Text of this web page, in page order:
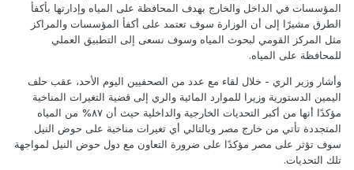
المؤسسات في الداخل والخارج بهدف المحافظة على المياه وإدارتها بأكفأ
الطرق مشيرًا إلى أن الوزارة سوف تعتمد على أكفأ المؤسسات والمراكز
مثل المركز القومي لبحوث المياه وسوف نسعى إلى التطبيق العملي
للمحافظة على المياه.
وأشار وزير الري - خلال لقاء مع عدد من الصحفيين اليوم الأحد، عقب حلف
اليمين الدستورية وزيرا للموارد المائية والري إلى قضية التغيرات المناخية
مؤكدًا أنها من أكبر التحديات الخارجية والداخلية حيث أن ٨٧% من المياه
المتجددة تأتي من خارج مصر وبالتالي أي تغيرات مناخية على حوض النيل
سوف تؤثر على مصر مؤكدًا على ضرورة التعاون مع دول حوض النيل لمواجهة
تلك التحديات.